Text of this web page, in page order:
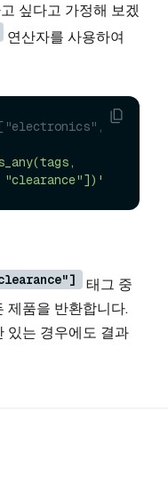
싶다고 가정해 보겠
연산자를 사용하여
태그 중
제품을 반환합니다.
있는 경우에도 결과